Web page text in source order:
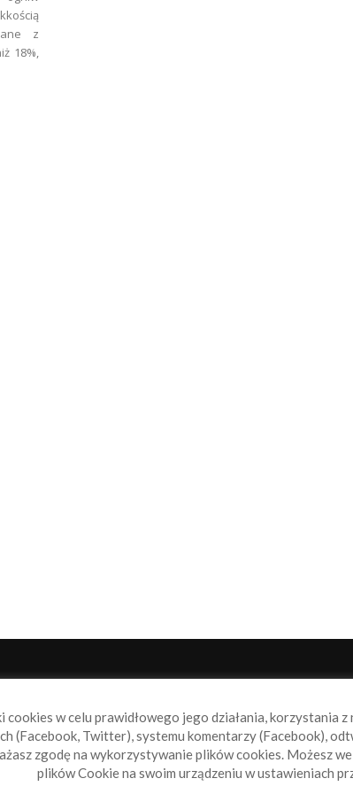
z
18%,
Sailbook.pl to miejsce dla wszystkich, którzy szukają
wiadomości ze świata żeglarstwa, świata
nie tylko.
w celu prawidłowego jego działania, korzystania
(Facebook, Twitter), systemu komentarzy (Facebook),
zgodę na wykorzystywanie plików cookies. Możesz
plików Cookie na swoim urządzeniu w ustawieniach